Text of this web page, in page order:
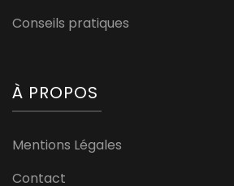
Conseils pratiques
À PROPOS
Mentions Légales
Contact